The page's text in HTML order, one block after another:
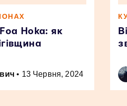
Hoka: як
• 13 Червня, 2024